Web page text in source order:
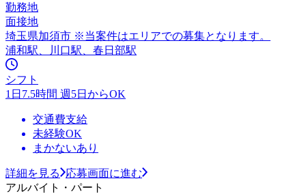
勤務地
面接地
埼玉県加須市 ※当案件はエリアでの募集となります。
浦和駅、川口駅、春日部駅
シフト
1日7.5時間 週5日からOK
交通費支給
未経験OK
まかないあり
詳細を見る
応募画面に進む
アルバイト・パート